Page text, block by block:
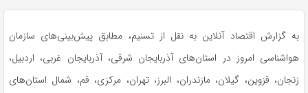
به گزارش اقتصاد آنلاین به نقل از تسنیم، مطابق پیش‌بینی‌های سازمان
هواشناسی امروز در استان‌های آذربایجان شرقی، آذربایجان غربی، اردبیل،
زنجان، قزوین، گیلان، مازندران، البرز، تهران، مرکزی، قم، شمال استان‌های